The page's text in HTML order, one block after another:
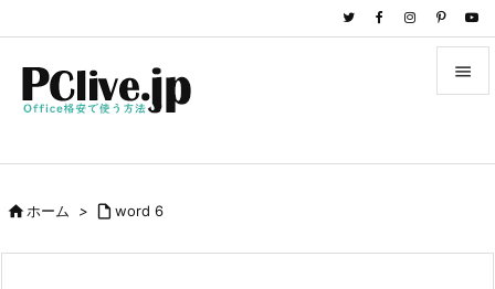

前へ
ホーム >  word 6